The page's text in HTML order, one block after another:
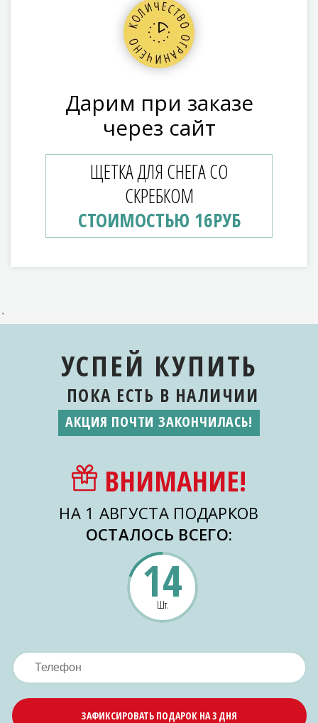
Дарим при заказе
через сайт
ЩЕТКА ДЛЯ СНЕГА СО
СКРЕБКОМ
СТОИМОСТЬЮ 16РУБ
`
УСПЕЙ КУПИТЬ
ПОКА ЕСТЬ В НАЛИЧИИ
АКЦИЯ ПОЧТИ ЗАКОНЧИЛАСЬ!
ВНИМАНИЕ!
НА 1 АВГУСТА ПОДАРКОВ
ОСТАЛОСЬ ВСЕГО:
14
Шт.
ЗАФИКСИРОВАТЬ ПОДАРОК НА 3 ДНЯ